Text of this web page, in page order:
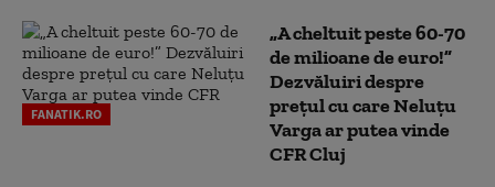
FANATIK.RO
„A cheltuit peste 60-70
de milioane de euro!”
Dezvăluiri despre
prețul cu care Neluțu
Varga ar putea vinde
CFR Cluj